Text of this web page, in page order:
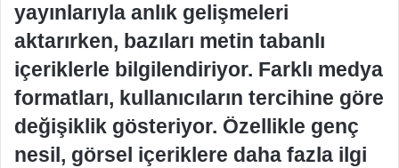
yayınlarıyla anlık gelişmeleri
aktarırken, bazıları metin tabanlı
içeriklerle bilgilendiriyor. Farklı medya
formatları, kullanıcıların tercihine göre
değişiklik gösteriyor. Özellikle genç
nesil, görsel içeriklere daha fazla ilgi